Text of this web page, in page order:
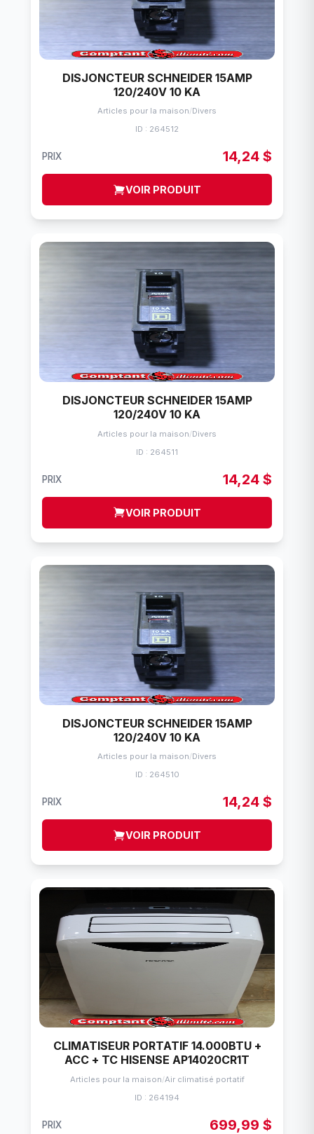
DISJONCTEUR SCHNEIDER 15AMP
120/240V 10 KA
Articles pour la maison/Divers
ID : 264512
PRIX 14,24 $
VOIR PRODUIT
DISJONCTEUR SCHNEIDER 15AMP
120/240V 10 KA
Articles pour la maison/Divers
ID : 264511
PRIX 14,24 $
VOIR PRODUIT
DISJONCTEUR SCHNEIDER 15AMP
120/240V 10 KA
Articles pour la maison/Divers
ID : 264510
PRIX 14,24 $
VOIR PRODUIT
CLIMATISEUR PORTATIF 14.000BTU +
ACC + TC HISENSE AP14020CR1T
Articles pour la maison/Air climatisé portatif
ID : 264194
PRIX 699,99 $